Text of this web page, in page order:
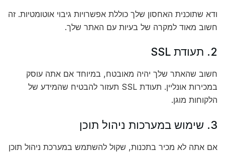
ודא שתוכנית האחסון שלך כוללת אפשרויות גיבוי אוטומטיות. זה
חשוב מאוד למקרה של בעיות עם האתר שלך.
2. תעודת SSL
חשוב שהאתר שלך יהיה מאובטח, במיוחד אם אתה עוסק
במכירות אונליין. תעודת SSL תעזור להבטיח שהמידע של
הלקוחות מוגן.
3. שימוש במערכות ניהול תוכן
אם אתה לא מכיר בתכנות, שקול להשתמש במערכת ניהול תוכן